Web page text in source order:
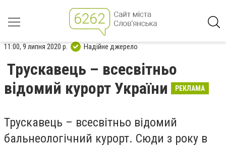
11:00, 9 липня 2020 р. Надійне джерело
Трускавець – всесвітньо
відомий курорт України
РЕКЛАМА
Трускавець – всесвітньо відомий
бальнеологічний курорт. Сюди з року в